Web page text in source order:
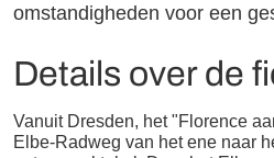
omstandigheden voor een
Details over de
Vanuit Dresden, het "Florence
Elbe-Radweg van het ene naar